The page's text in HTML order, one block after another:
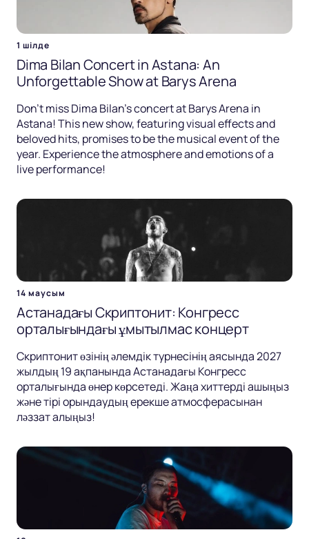
1 шілде
Dima Bilan Concert in Astana: An
Unforgettable Show at Barys Arena
Don't miss Dima Bilan's concert at Barys Arena in
Astana! This new show, featuring visual effects and
beloved hits, promises to be the musical event of the
year. Experience the atmosphere and emotions of a
live performance!
14 маусым
Астанадағы Скриптонит: Конгресс
орталығындағы ұмытылмас концерт
Скриптонит өзінің әлемдік турнесінің аясында 2027
жылдың 19 ақпанында Астанадағы Конгресс
орталығында өнер көрсетеді. Жаңа хиттерді ашыңыз
және тірі орындаудың ерекше атмосферасынан
ләззат алыңыз!